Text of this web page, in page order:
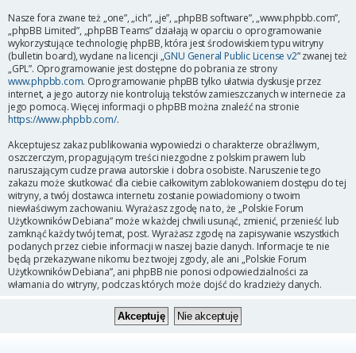
Nasze fora zwane też „one”, „ich”, „je”, „phpBB software”, „www.phpbb.com”,
„phpBB Limited”, „phpBB Teams” działają w oparciu o oprogramowanie
wykorzystujące technologię phpBB, która jest środowiskiem typu witryny
(bulletin board), wydane na licencji „GNU General Public License v2” zwanej też
„GPL”. Oprogramowanie jest dostępne do pobrania ze strony
www.phpbb.com. Oprogramowanie phpBB tylko ułatwia dyskusje przez
internet, a jego autorzy nie kontrolują tekstów zamieszczanych w internecie za
jego pomocą. Więcej informacji o phpBB można znaleźć na stronie
https://www.phpbb.com/.
Akceptujesz zakaz publikowania wypowiedzi o charakterze obraźliwym,
oszczerczym, propagującym treści niezgodne z polskim prawem lub
naruszającym cudze prawa autorskie i dobra osobiste. Naruszenie tego
zakazu może skutkować dla ciebie całkowitym zablokowaniem dostępu do tej
witryny, a twój dostawca internetu zostanie powiadomiony o twoim
niewłaściwym zachowaniu. Wyrażasz zgodę na to, że „Polskie Forum
Użytkowników Debiana” może w każdej chwili usunąć, zmienić, przenieść lub
zamknąć każdy twój temat, post. Wyrażasz zgodę na zapisywanie wszystkich
podanych przez ciebie informacji w naszej bazie danych. Informacje te nie
będą przekazywane nikomu bez twojej zgody, ale ani „Polskie Forum
Użytkowników Debiana”, ani phpBB nie ponosi odpowiedzialności za
włamania do witryny, podczas których może dojść do kradzieży danych.